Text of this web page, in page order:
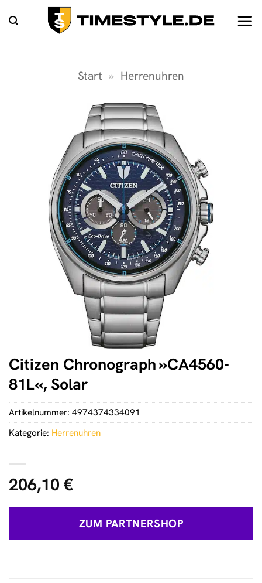
Inhalt
Start » Herrenuhren
Citizen Chronograph »CA4560-
81L«, Solar
206,10 €
ZUM PARTNERSHOP
Artikelnummer: 4974374334091
Kategorie: Herrenuhren